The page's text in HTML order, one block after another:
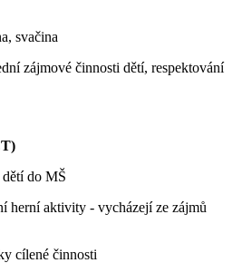
svačina
zájmové činnosti dětí, respektování
do MŠ
- vycházejí ze zájmů
činnosti